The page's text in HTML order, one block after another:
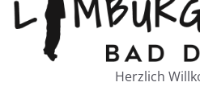
Herzlich